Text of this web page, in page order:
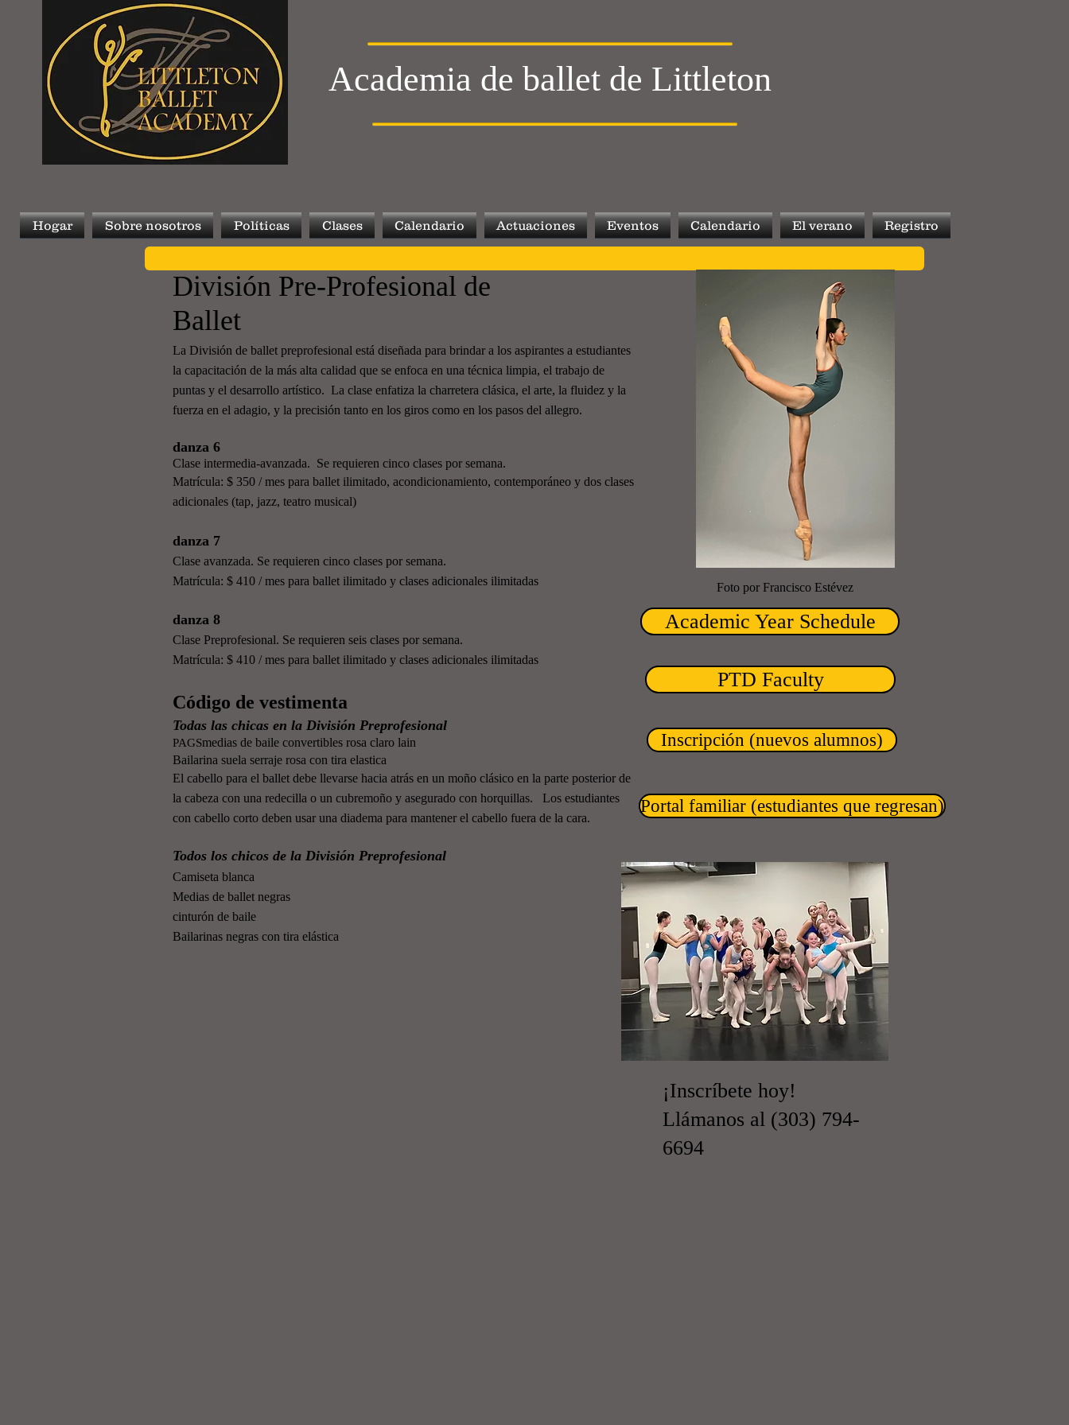
Academia de ballet de Littleton
Hogar Sobre nosotros Políticas Clases Calendario Actuaciones Eventos Calendario El verano Registro
División Pre-Profesional de
Ballet
La División de ballet preprofesional está diseñada para brindar a los aspirantes a estudiantes
la capacitación de la más alta calidad que se enfoca en una técnica limpia, el trabajo de
puntas y el desarrollo artístico. La clase enfatiza la charretera clásica, el arte, la fluidez y la
fuerza en el adagio, y la precisión tanto en los giros como en los pasos del allegro.
danza 6
Clase intermedia-avanzada. Se requieren cinco clases por semana.
Matrícula: $ 350 / mes para ballet ilimitado, acondicionamiento, contemporáneo y dos clases
adicionales (tap, jazz, teatro musical)
danza 7
Clase avanzada. Se requieren cinco clases por semana.
Matrícula: $ 410 / mes para ballet ilimitado y clases adicionales ilimitadas
danza 8
Clase Preprofesional. Se requieren seis clases por semana.
Matrícula: $ 410 / mes para ballet ilimitado y clases adicionales ilimitadas
Código de vestimenta
Todas las chicas en la División Preprofesional
PAGSmedias de baile convertibles rosa claro lain
Bailarina suela serraje rosa con tira elastica
El cabello para el ballet debe llevarse hacia atrás en un moño clásico en la parte posterior de
la cabeza con una redecilla o un cubremoño y asegurado con horquillas. Los estudiantes
con cabello corto deben usar una diadema para mantener el cabello fuera de la cara.
Todos los chicos de la División Preprofesional
Camiseta blanca
Medias de ballet negras
cinturón de baile
Bailarinas negras con tira elástica
Foto por Francisco Estévez
Academic Year Schedule
PTD Faculty
Inscripción (nuevos alumnos)
Portal familiar (estudiantes que regresan)
¡Inscríbete hoy!
Llámanos al (303) 794-
6694